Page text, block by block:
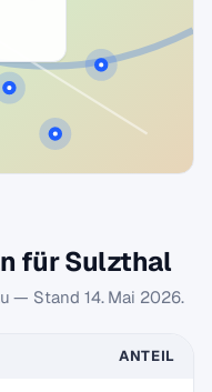
für Sulzthal
— Stand 14. Mai 2026.
ANTEIL